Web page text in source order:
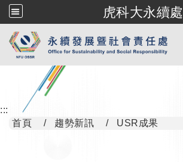
虎科大永續處
跳到主要內容
:::
首頁
趨勢新訊 USR成果